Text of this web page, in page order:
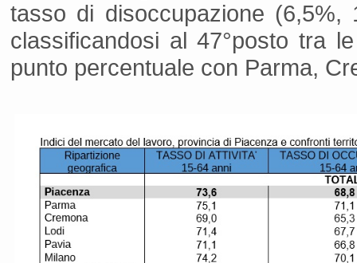
tasso di disoccupazione
classificandosi al 47°posto tra
punto percentuale con Parma,